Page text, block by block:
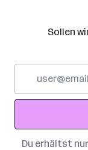
Sollen
Adresse
Du erhältst